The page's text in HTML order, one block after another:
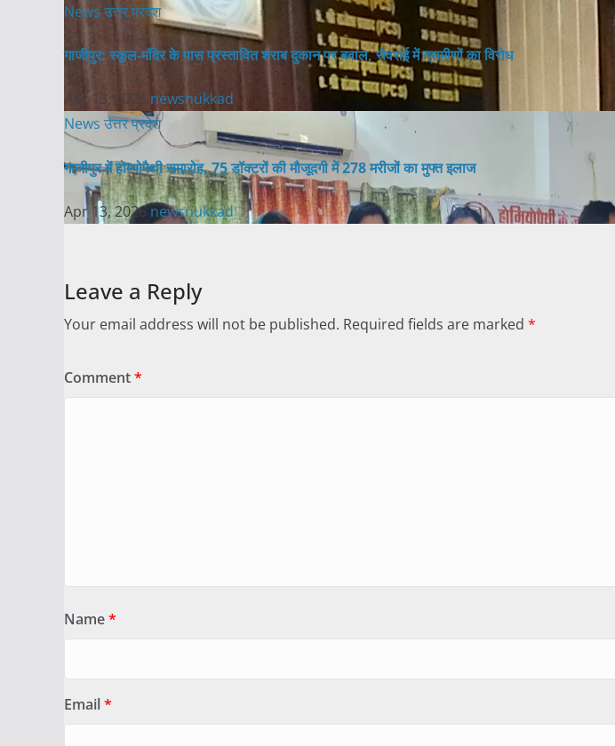
Newsउत्तर प्रदेश
गाजीपुर: स्कूल-मंदिर के पास प्रस्तावित शराब दुकान पर बवाल, सेवराई में ग्रामीणों का विरोध
Apr 13, 2026 newsnukkad
News उत्तर प्रदेश
गाजीपुर में होम्योपैथी समारोह, 75 डॉक्टरों की मौजूदगी में 278 मरीजों का मुफ्त इलाज
Apr 13, 2026newsnukkad
Leave a Reply
Your email address will not be published. Required fields are marked *
Comment*
Name*
Email*